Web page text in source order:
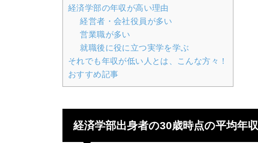
経済学部の年収が高い理由
経営者・会社役員が多い
営業職が多い
就職後に役に立つ実学を学ぶ
それでも年収が低い人とは、こんな方々！
おすすめ記事
経済学部出身者の30歳時点の平均年収